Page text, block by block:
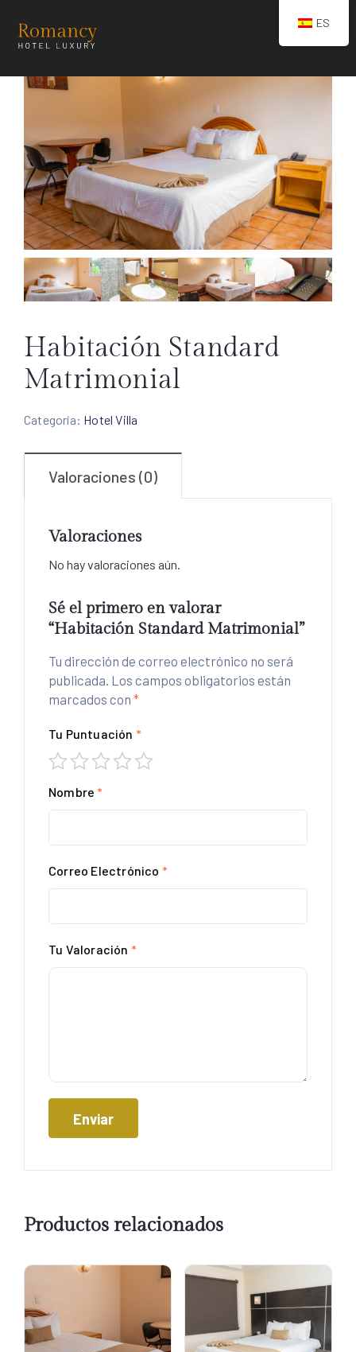
Habitación Standard
Matrimonial
Categoría: Hotel Villa
Valoraciones (0)
Valoraciones
No hay valoraciones aún.
Sé el primero en valorar
“Habitación Standard Matrimonial”
Tu dirección de correo electrónico no será
publicada. Los campos obligatorios están
marcados con *
Tu Puntuación *
Tu Valoración *
Nombre *
Correo Electrónico *
Productos relacionados
ES